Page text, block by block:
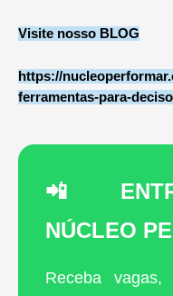
Visite nosso BLOG
https://
ferramentas-para-
📲
NÚCLEO
Receba vagas,